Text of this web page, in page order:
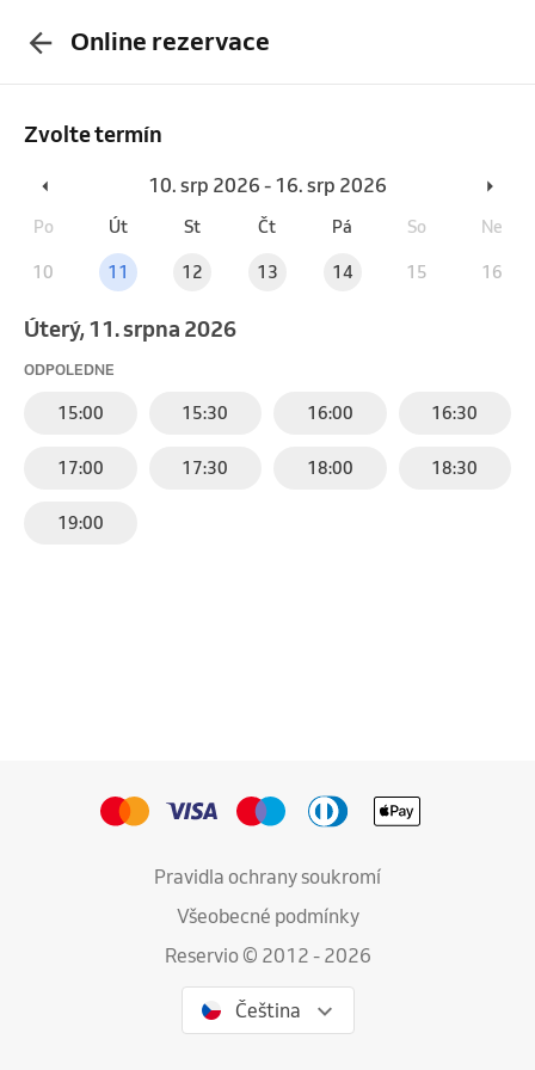
Online rezervace
Zvolte termín
10. srp 2026 - 16. srp 2026
Po Út St Čt Pá So Ne
10 11 12 13 14 15 16
úterý, 11. srpna 2026
ODPOLEDNE
15:00 15:30 16:00 16:30
17:00 17:30 18:00 18:30
19:00
Pravidla ochrany soukromí
Všeobecné podmínky
Reservio © 2012 - 2026
Čeština